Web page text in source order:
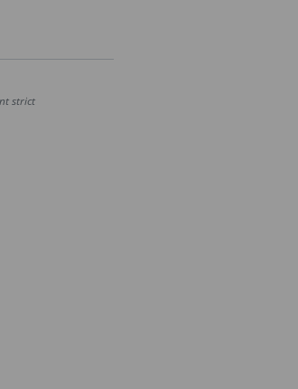
strict